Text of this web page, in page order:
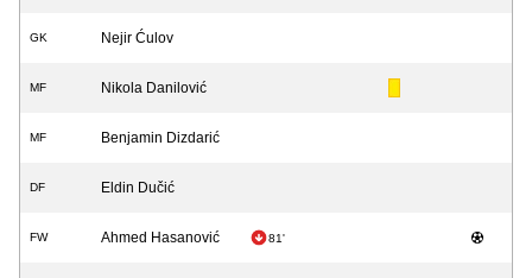
GK Nejir Ćulov
MF Nikola Danilović
MF Benjamin Dizdarić
DF Eldin Dučić
FW Ahmed Hasanović 81'